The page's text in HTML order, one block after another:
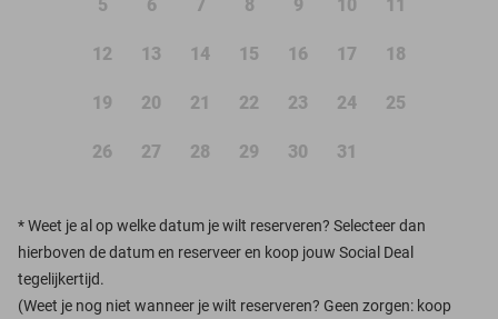
5 6 7 8 9 10 11
12 13 14 15 16 17 18
19 20 21 22 23 24 25
26 27 28 29 30 31
*Weet je al op welke datum je wilt reserveren? Selecteer dan
hierboven de datum en reserveer en koop jouw Social Deal
tegelijkertijd.
(Weet je nog niet wanneer je wilt reserveren? Geen zorgen: koop